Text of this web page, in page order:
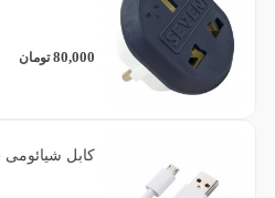
80,000 تومان
کابل شیائومی Xiaomi Micro USB Cable